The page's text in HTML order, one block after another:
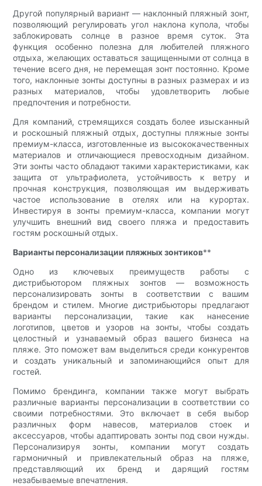
Другой популярный вариант — наклонный пляжный зонт,
позволяющий регулировать угол наклона купола, чтобы
заблокировать солнце в разное время суток. Эта
функция особенно полезна для любителей пляжного
отдыха, желающих оставаться защищенными от солнца в
течение всего дня, не перемещая зонт постоянно. Кроме
того, наклонные зонты доступны в разных размерах и из
разных материалов, чтобы удовлетворить любые
предпочтения и потребности.
Для компаний, стремящихся создать более изысканный
и роскошный пляжный отдых, доступны пляжные зонты
премиум-класса, изготовленные из высококачественных
материалов и отличающиеся превосходным дизайном.
Эти зонты часто обладают такими характеристиками, как
защита от ультрафиолета, устойчивость к ветру и
прочная конструкция, позволяющая им выдерживать
частое использование в отелях или на курортах.
Инвестируя в зонты премиум-класса, компании могут
улучшить внешний вид своего пляжа и предоставить
гостям роскошный отдых.
Варианты персонализации пляжных зонтиков**
Одно из ключевых преимуществ работы с
дистрибьютором пляжных зонтов — возможность
персонализировать зонты в соответствии с вашим
брендом и стилем. Многие дистрибьюторы предлагают
варианты персонализации, такие как нанесение
логотипов, цветов и узоров на зонты, чтобы создать
целостный и узнаваемый образ вашего бизнеса на
пляже. Это поможет вам выделиться среди конкурентов
и создать уникальный и запоминающийся опыт для
гостей.
Помимо брендинга, компании также могут выбрать
различные варианты персонализации в соответствии со
своими потребностями. Это включает в себя выбор
различных форм навесов, материалов стоек и
аксессуаров, чтобы адаптировать зонты под свои нужды.
Персонализируя зонты, компании могут создать
гармоничный и привлекательный образ на пляже,
представляющий их бренд и дарящий гостям
незабываемые впечатления.